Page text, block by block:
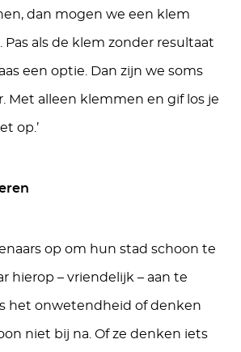
dan mogen we een klem
als de klem zonder resultaat
een optie. Dan zijn we soms
Met alleen klemmen en gif los je
op.’
op om hun stad schoon te
hierop – vriendelijk – aan te
het onwetendheid of denken
niet bij na. Of ze denken iets